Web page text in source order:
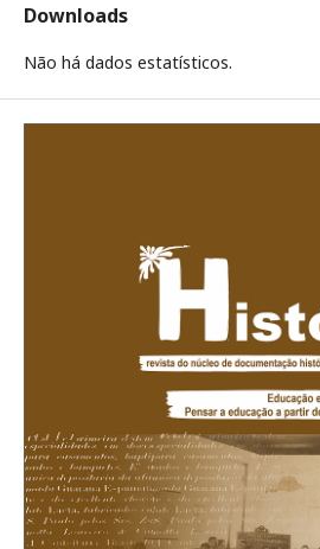
Downloads
Não há dados estatísticos.